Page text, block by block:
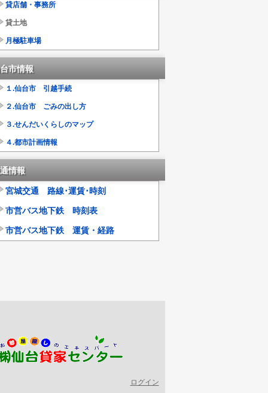
貸店舗・事務所
貸土地
月極駐車場
市情報
１.仙台市 引越手続
２.仙台市 ごみの出し方
３.せんだいくらしのマップ
４.都市計画情報
情報
宮城交通 路線･運賃･時刻
市営バス地下鉄 時刻表
市営バス地下鉄 運賃・経路
ログイン